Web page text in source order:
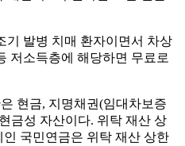
기 발병 치매 환자이면서 차상
저소득층에 해당하면 무료로
현금, 지명채권(임대차보증
금성 자산이다. 위탁 재산 상
국민연금은 위탁 재산 상한